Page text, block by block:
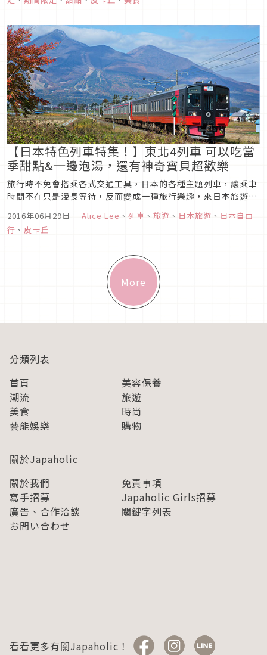
【日本特色列車特集！】東北4列車 可以吃當
季甜點&一邊泡湯，還有神奇寶貝超歡樂
旅行時不免會搭乘各式交通工具，日本的各種主題列車，讓乘車
時間不在只是漫長等待，反而變成一種旅行樂趣，來日本旅遊千
趣的列車！FruiTea 福島號甜點列車行駛地點：東北本線 郡山
～福島/ 磐越西線 郡山～会津若松搭乘重點：在奔馳咖啡廳中一
2016年06月29日 ｜ Alice Lee 、 列車 、 旅遊 、 日本旅遊 、 日本自由
行 、 皮卡丘
More
分類列表
首頁
美容保養
潮流
旅遊
美食
時尚
藝能娛樂
購物
關於Japaholic
關於我們
免責事項
寫手招募
Japaholic Girls招募
廣告、合作洽談
關鍵字列表
お問い合わせ
看看更多有關Japaholic！